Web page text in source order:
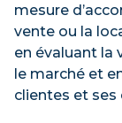
mesure
vente ou la
en évaluant la
le marché et
clientes et ses